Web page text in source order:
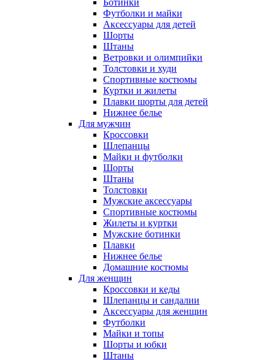
Ботинки
Футболки и майки
Аксессуары для детей
Шорты
Штаны
Ветровки и олимпийки
Толстовки и худи
Спортивные костюмы
Куртки и жилеты
Плавки шорты для детей
Нижнее белье
Для мужчин
Кроссовки
Шлепанцы
Майки и футболки
Шорты
Штаны
Толстовки
Мужские аксессуары
Спортивные костюмы
Жилеты и куртки
Мужские ботинки
Плавки
Нижнее белье
Домашние костюмы
Для женщин
Кроссовки и кеды
Шлепанцы и сандалии
Аксессуары для женщин
Футболки
Майки и топы
Шорты и юбки
Штаны